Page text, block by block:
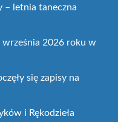
– letnia taneczna
września 2026 roku w
się zapisy na
i Rękodzieła